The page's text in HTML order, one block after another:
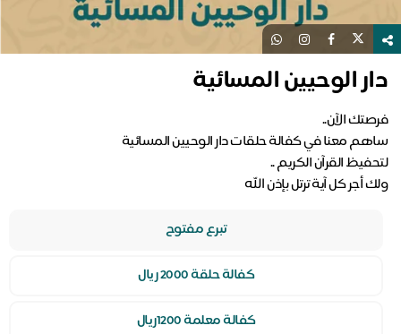
دار الوحيين المسائية
ولك أجر كل آية ترتل بإذن الله
تبرع مفتوح
كفالة حلقة 2000 ريال
كفالة معلمة 1200ريال